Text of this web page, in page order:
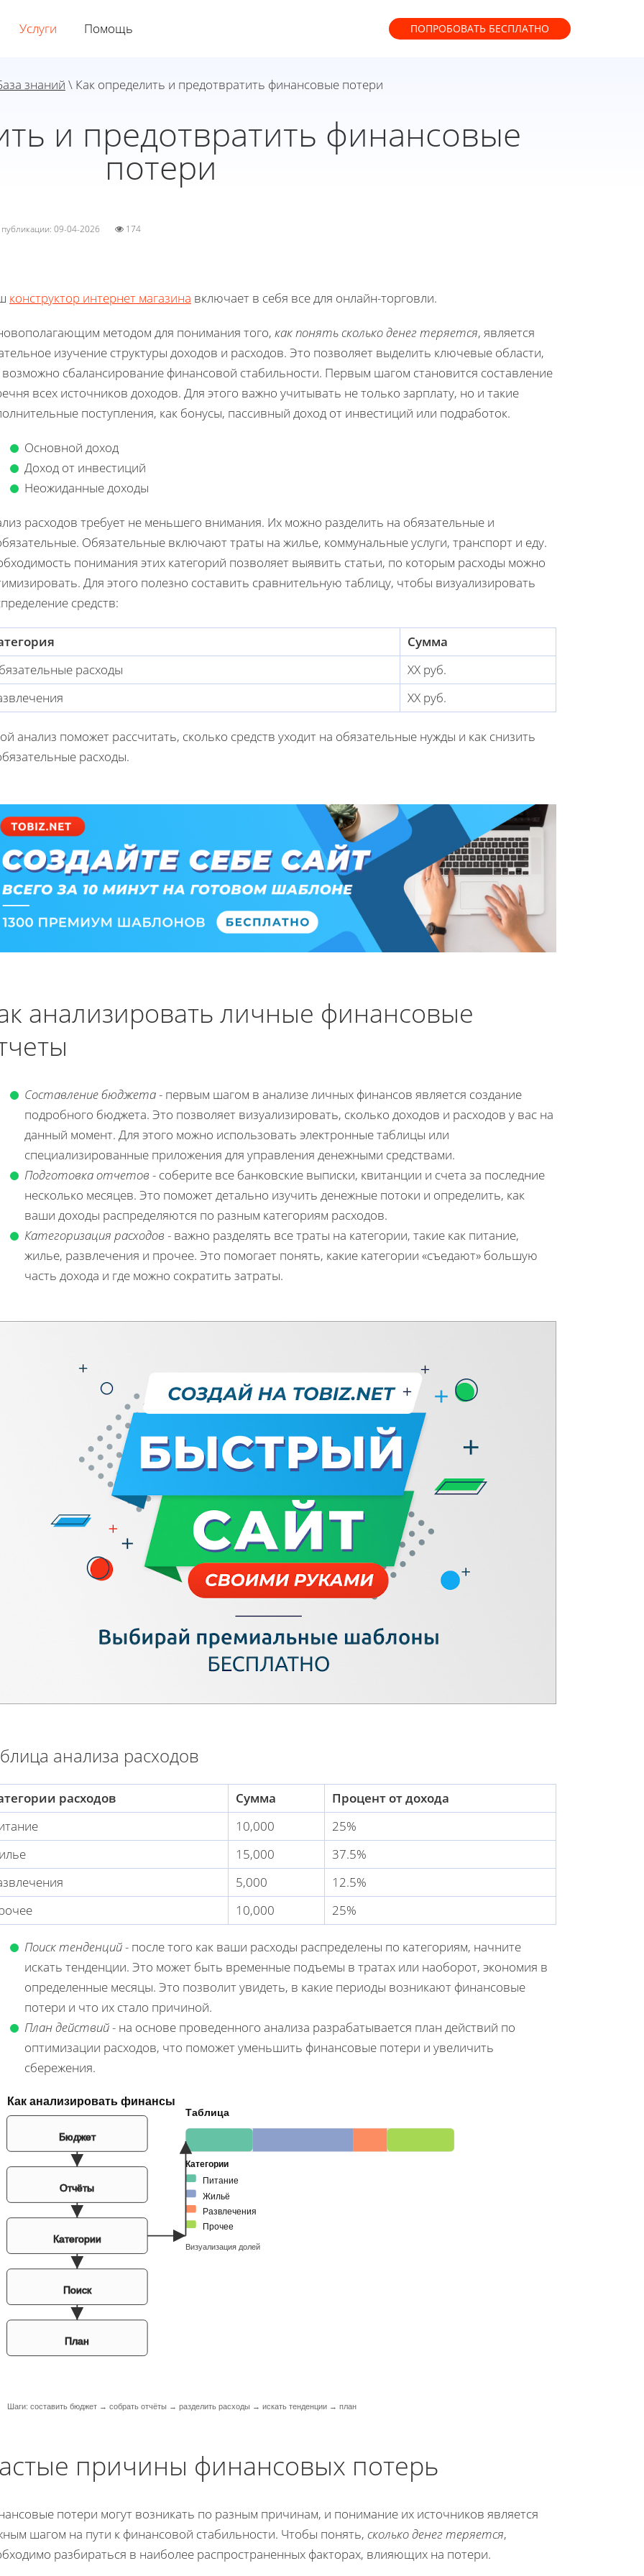
Услуги Помощь ПОПРОБОВАТЬ БЕСПЛАТНО
знаний \ Как определить и предотвратить финансовые потери
и предотвратить финансовые
потери
публикации: 09-04-2026 174
конструктор интернет магазина включает в себя все для онлайн-торговли.
методом для понимания того, как понять сколько денег теряется, является
изучение структуры доходов и расходов. Это позволяет выделить ключевые области,
возможно сбалансирование финансовой стабильности. Первым шагом становится составление
всех источников доходов. Для этого важно учитывать не только зарплату, но и такие
поступления, как бонусы, пассивный доход от инвестиций или подработок.
Основной доход
Доход от инвестиций
Неожиданные доходы
расходов требует не меньшего внимания. Их можно разделить на обязательные и
Обязательные включают траты на жилье, коммунальные услуги, транспорт и еду.
понимания этих категорий позволяет выявить статьи, по которым расходы можно
Для этого полезно составить сравнительную таблицу, чтобы визуализировать
средств:
Сумма
расходы
XX руб.
XX руб.
анализ поможет рассчитать, сколько средств уходит на обязательные нужды и как снизить
расходы.
анализировать личные финансовые
Составление бюджета- первым шагом в анализе личных финансов является создание
подробного бюджета. Это позволяет визуализировать, сколько доходов и расходов у вас на
данный момент. Для этого можно использовать электронные таблицы или
специализированные приложения для управления денежными средствами.
Подготовка отчетов - соберите все банковские выписки, квитанции и счета за последние
несколько месяцев. Это поможет детально изучить денежные потоки и определить, как
ваши доходы распределяются по разным категориям расходов.
Категоризация расходов - важно разделять все траты на категории, такие как питание,
жилье, развлечения и прочее. Это помогает понять, какие категории «съедают» большую
часть дохода и где можно сократить затраты.
анализа расходов
расходов Сумма
Процент от дохода
10,000
25%
15,000
37.5%
5,000
12.5%
10,000 25%
Поиск тенденций- после того как ваши расходы распределены по категориям, начните
искать тенденции. Это может быть временные подъемы в тратах или наоборот, экономия в
определенные месяцы. Это позволит увидеть, в какие периоды возникают финансовые
потери и что их стало причиной.
План действий- на основе проведенного анализа разрабатывается план действий по
оптимизации расходов, что поможет уменьшить финансовые потери и увеличить
сбережения.
Как анализировать финансы
Бюджет
Отчёты
Категории
Поиск
План
Таблица
Категории
Питание
Жильё
Развлечения
Прочее
Визуализация долей
Шаги: составить бюджет → собрать отчёты → разделить расходы → искать тенденции → план
причины финансовых потерь
потери могут возникать по разным причинам, и понимание их источников является
шагом на пути к финансовой стабильности. Чтобы понять, сколько денег теряется,
разбираться в наиболее распространенных факторах, влияющих на потери.